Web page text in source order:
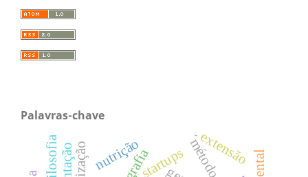
Palavras-chave
startups
nutrição extensão
filosofia